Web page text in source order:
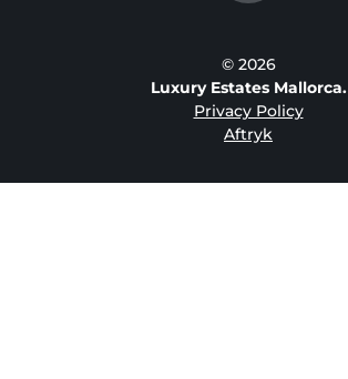
© 2026
Luxury Estates Mallorca.
Privacy Policy
Aftryk